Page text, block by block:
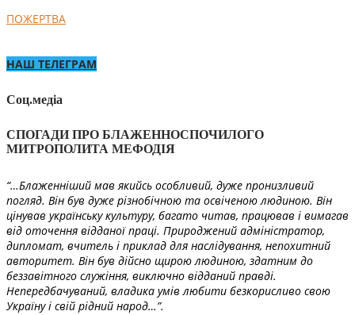
ПОЖЕРТВА
НАШ ТЕЛЕГРАМ
Соц.медіа
СПОГАДИ ПРО БЛАЖЕННОСПОЧИЛОГО
МИТРОПОЛИТА МЕФОДІЯ
“…Блаженніший мав якийсь особливий, дуже пронизливий
погляд. Він був дуже різнобічною та освіченою людиною. Він
цінував українську культуру, багато читав, працював і вимагав
від оточення відданої праці. Природжений адміністратор,
дипломат, вчитель і приклад для наслідування, непохитний
авторитет. Він був дійсно щирою людиною, здатним до
беззавітного служіння, виключно відданий правді.
Непередбачуваний, владика умів любити безкорисливо свою
Україну і свій рідний народ…”.